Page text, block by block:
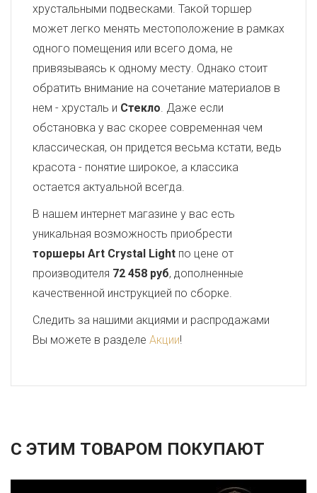
хрустальными подвесками. Такой торшер
может легко менять местоположение в рамках
одного помещения или всего дома, не
привязываясь к одному месту. Однако стоит
обратить внимание на сочетание материалов в
нем - хрусталь и Стекло. Даже если
обстановка у вас скорее современная чем
классическая, он придется весьма кстати, ведь
красота - понятие широкое, а классика
остается актуальной всегда.
В нашем интернет магазине у вас есть
уникальная возможность приобрести
торшеры Art Crystal Light по цене от
производителя 72 458 руб, дополненные
качественной инструкцией по сборке.
Следить за нашими акциями и распродажами
Вы можете в разделе Акции!
С ЭТИМ ТОВАРОМ ПОКУПАЮТ